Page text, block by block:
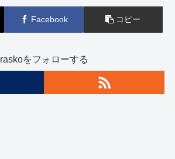
Facebook コピー
raskoをフォローする